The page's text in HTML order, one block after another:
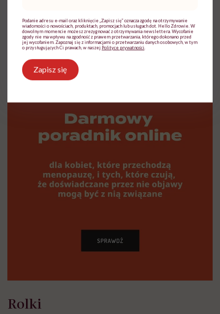
Rolki
Podanie adresu e-mail oraz kliknięcie „Zapisz się” oznacza zgodę na otrzymywanie
wiadomości o nowościach, produktach, promocjach lub usługach dot. Hello Zdrowie. W
dowolnym momencie możesz zrezygnować z otrzymywania newslettera. Wycofanie
zgody nie ma wpływu na zgodność z prawem przetwarzania, którego dokonano przed
jej wycofaniem. Zapoznaj się z informacjami o przetwarzaniu danych osobowych, w tym
o przysługujących Ci prawach, w naszej Polityce prywatności
Zapisz się